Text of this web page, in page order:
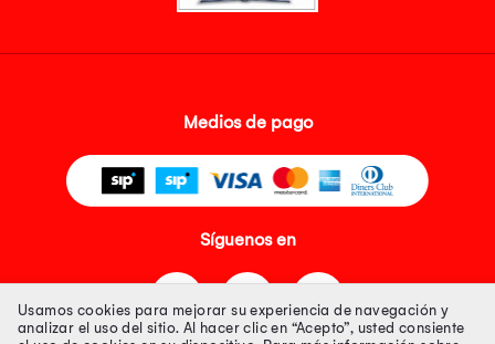
Medios de pago
Síguenos en
Usamos cookies para mejorar su experiencia de navegación y
analizar el uso del sitio. Al hacer clic en “Acepto”, usted consiente